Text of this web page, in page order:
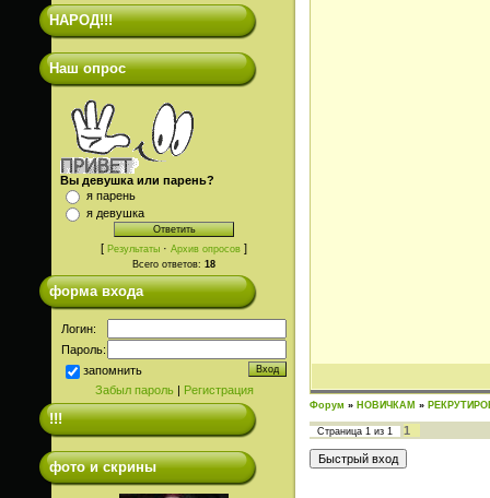
НАРОД!!!
Наш опрос
Вы девушка или парень?
я парень
я девушка
[ Результаты · Архив опросов ]
Всего ответов: 18
форма входа
Логин:
Пароль:
запомнить
Забыл пароль| Регистрация
!!!
фото и скрины
Форум » НОВИЧКАМ »
Страница 1 из 1 1